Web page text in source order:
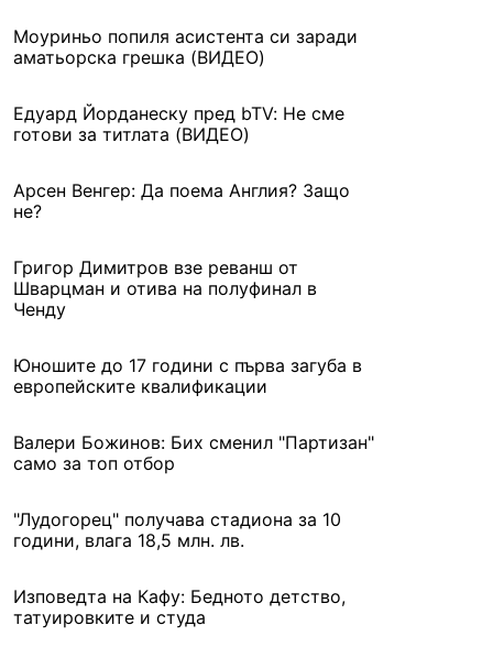
Моуриньо попиля асистента си заради
аматьорска грешка (ВИДЕО)
Едуард Йорданеску пред bTV: Не сме
готови за титлата (ВИДЕО)
Арсен Венгер: Да поема Англия? Защо
не?
Григор Димитров взе реванш от
Шварцман и отива на полуфинал в
Ченду
Юношите до 17 години с първа загуба в
европейските квалификации
Валери Божинов: Бих сменил "Партизан"
само за топ отбор
"Лудогорец" получава стадиона за 10
години, влага 18,5 млн. лв.
Изповедта на Кафу: Бедното детство,
татуировките и студа